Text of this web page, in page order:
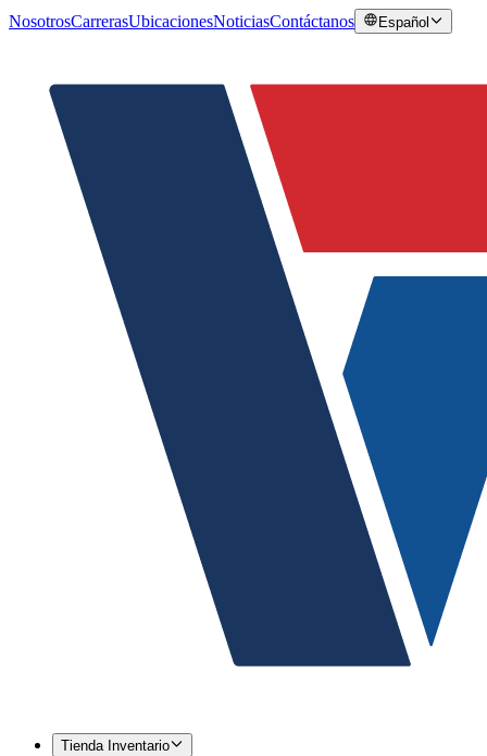
NosotrosCarrerasUbicacionesNoticiasContáctanos Español
Tienda Inventario